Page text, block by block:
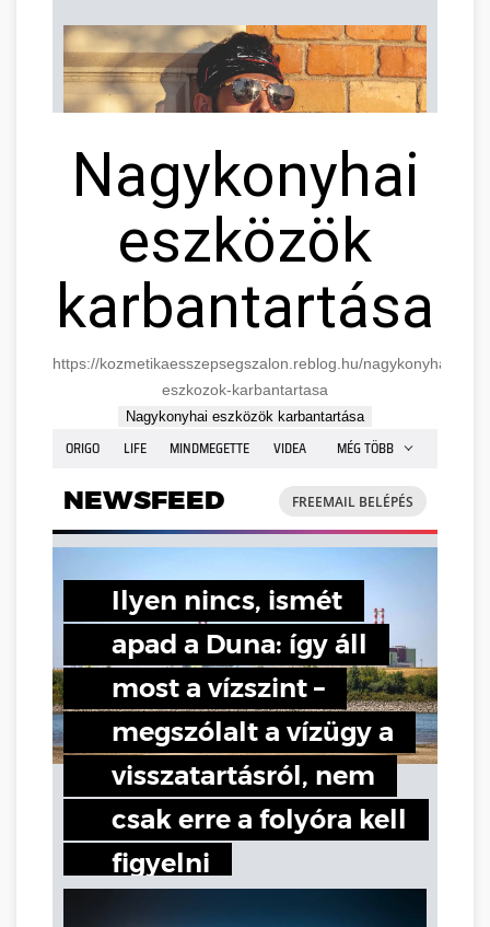
Nagykonyhai
eszközök
karbantartása
https://kozmetikaesszepsegszalon.reblog.hu/nagykonyhai-
eszkozok-karbantartasa
Nagykonyhai eszközök karbantartása